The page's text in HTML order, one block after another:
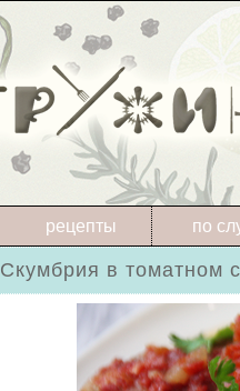
по
рецепты
Скумбрия в томатном